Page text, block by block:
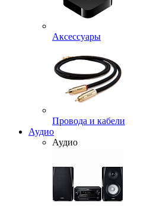
Аксессуары
Провода и кабели
Аудио
Аудио